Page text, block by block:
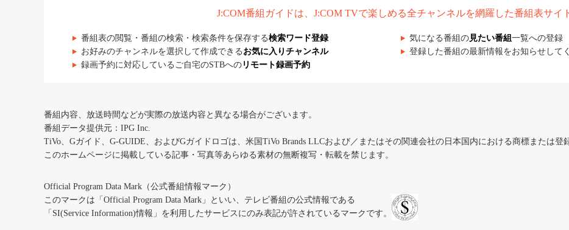
J:COM番組ガイドは、J:COM TVで楽しめる全チャンネルを網羅した番組表サイ
番組表の閲覧・番組の検索・検索条件を保存する検索ワード登録 気になる番組の見たい番組 一覧への登録
お好みのチャンネルを選択して作成できる お気に入りチャンネル 登録した番組の最新情報をお知らせして
録画予約に対応しているご自宅のSTBへの リモート録画予約
番組内容、放送時間などが実際の放送内容と異なる場合がございます。
番組データ提供元：IPG Inc.
TiVo、Gガイド、G-GUIDE、およびGガイドロゴは、米国TiVo Brands LLCおよび／またはその関連会社の日本国内における商標または登
このホームページに掲載している記事・写真等あらゆる素材の無断複写・転載を禁じます。
Official Program Data Mark（公式番組情報マーク）
このマークは「Official Program Data Mark」といい、テレビ番組の公式情報である
「SI(Service Information)情報」を利用したサービスにのみ表記が許されているマークです。